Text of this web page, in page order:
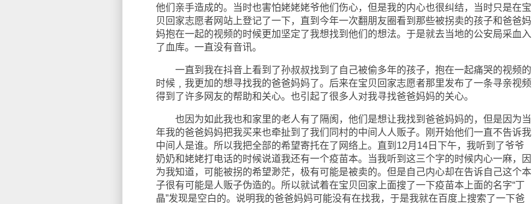
他们亲手造成的。当时也害怕姥姥姥爷他们伤心，但是我的内心也很纠结，当时只是在宝
贝回家志愿者网站上登记了一下，直到今年一次翻朋友圈看到那些被拐卖的孩子和爸爸妈
妈抱在一起的视频的时候更加坚定了我想找到他们的想法。于是就去当地的公安局采血入
了血库。一直没有音讯。
一直到我在抖音上看到了孙叔叔找到了自己被偷多年的孩子，抱在一起痛哭的视频的
时候﹐我更加的想寻找我的爸爸妈妈了。后来在宝贝回家志愿者那里发布了一条寻亲视频
得到了许多网友的帮助和关心。也引起了很多人对我寻找爸爸妈妈的关心。
也因为如此我也和家里的老人有了隔阂，他们是想让我找到爸爸妈妈的，但是因为当
年我的爸爸妈妈把我买来也牵扯到了我们同村的中间人人贩子。刚开始他们一直不告诉我
中间人是谁。所以我把全部的希望寄托在了网络上。直到12月14日下午，我听到了爷爷
奶奶和姥姥打电话的时候说道我还有一个疫苗本。当我听到这三个字的时候内心一麻，因
为我知道，可能被拐的希望渺茫，极有可能是被卖的。但是自己内心却在告诉自己这个本
子很有可能是人贩子伪造的。所以就试着在宝贝回家上面搜了一下疫苗本上面的名字“丁
晶”发现是空白的。说明我的爸爸妈妈可能没有在找我，于是我就在百度上搜索了一下爸